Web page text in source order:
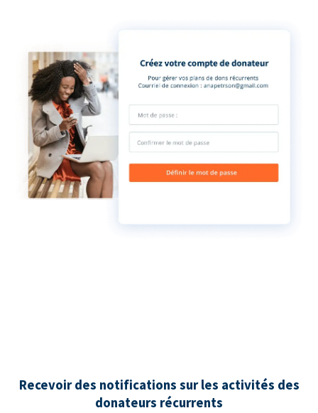
Recevoir des notifications sur les activités des
donateurs récurrents